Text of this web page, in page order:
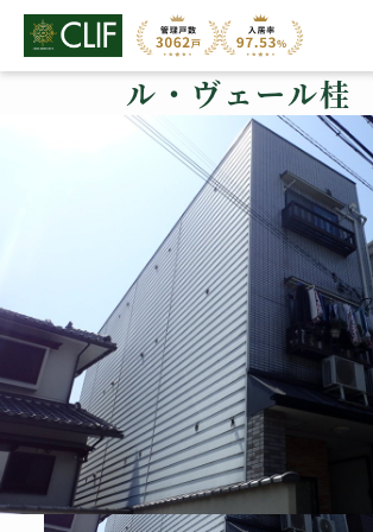
ル・ヴェール桂
管理物件の紹介 >西京区>ル・ヴェー
ル・ヴェール桂